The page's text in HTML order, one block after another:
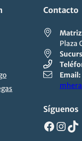
Contacto
Plaza
Email:
Síguenos